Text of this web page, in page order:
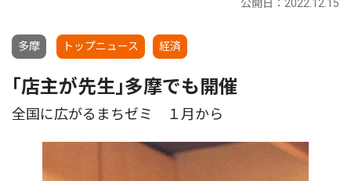
多摩 トップニュース 経済
公開日：2022.12.15
｢店主が先生｣多摩でも開催
全国に広がるまちゼミ １月から